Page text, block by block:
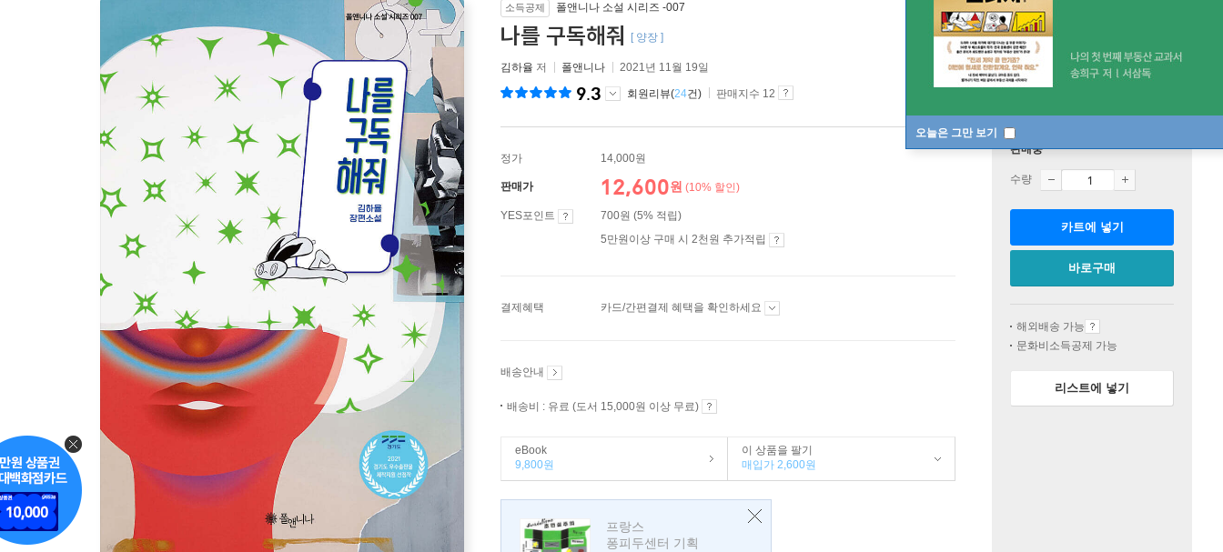
오늘은 그만 보기
소득공제 폴앤니나 소설 시리즈 -007
나를 구독해줘 [ 양장 ]
김하율 저 폴앤니나 2021년 11월 19일
9.3 회원리뷰(24건) 판매지수 12
정가 14,000원
판매가 12,600원 (10% 할인)
YES포인트
700원 (5% 적립)
5만원이상 구매 시 2천원 추가적립
결제혜택 카드/간편결제 혜택을 확인하세요
배송안내
배송비 : 유료 (도서 15,000원 이상 무료)
eBook
9,800원
이 상품을 팔기
매입가 2,600원
프랑스
퐁피두센터 기획
판매중
수량
카트에 넣기
바로구매
해외배송 가능
문화비소득공제 가능
리스트에 넣기